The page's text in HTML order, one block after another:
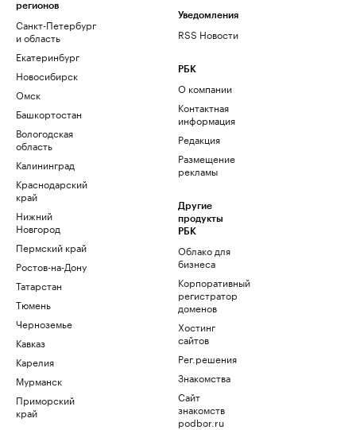
регионов
Санкт-Петербург
и область
Екатеринбург
Новосибирск
Омск
Башкортостан
Вологодская
область
Калининград
Краснодарский
край
Нижний
Новгород
Пермский край
Ростов-на-Дону
Татарстан
Тюмень
Черноземье
Кавказ
Карелия
Мурманск
Приморский
край
Уведомления
RSS Новости
РБК
О компании
Контактная
информация
Редакция
Размещение
рекламы
Другие
продукты
РБК
Облако для
бизнеса
Корпоративный
регистратор
доменов
Хостинг
сайтов
Рег.решения
Знакомства
Сайт
знакомств
podbor.ru